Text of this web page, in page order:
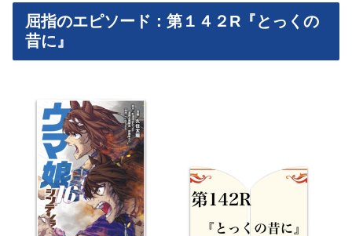
屈指のエピソード：第１４２R『とっくの
昔に』